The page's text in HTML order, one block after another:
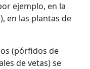
ejemplo, en la
en las plantas de
(pórfidos de
de vetas) se